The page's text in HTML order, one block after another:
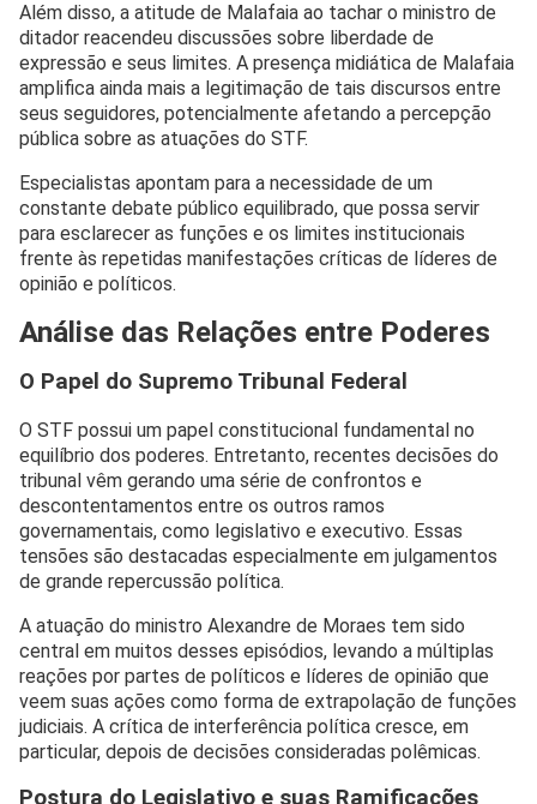
Além disso, a atitude de Malafaia ao tachar o ministro de
ditador reacendeu discussões sobre liberdade de
expressão e seus limites. A presença midiática de Malafaia
amplifica ainda mais a legitimação de tais discursos entre
seus seguidores, potencialmente afetando a percepção
pública sobre as atuações do STF.
Especialistas apontam para a necessidade de um
constante debate público equilibrado, que possa servir
para esclarecer as funções e os limites institucionais
frente às repetidas manifestações críticas de líderes de
opinião e políticos.
Análise das Relações entre Poderes
O Papel do Supremo Tribunal Federal
O STF possui um papel constitucional fundamental no
equilíbrio dos poderes. Entretanto, recentes decisões do
tribunal vêm gerando uma série de confrontos e
descontentamentos entre os outros ramos
governamentais, como legislativo e executivo. Essas
tensões são destacadas especialmente em julgamentos
de grande repercussão política.
A atuação do ministro Alexandre de Moraes tem sido
central em muitos desses episódios, levando a múltiplas
reações por partes de políticos e líderes de opinião que
veem suas ações como forma de extrapolação de funções
judiciais. A crítica de interferência política cresce, em
particular, depois de decisões consideradas polêmicas.
Postura do Legislativo e suas Ramificações